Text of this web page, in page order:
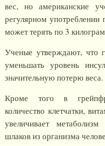
вес, но американские
регулярном употреблении
может терять по 3
Ученые утверждают, что
уменьшать уровень
значительную потерю веса.
Кроме того в
количество клетчатки,
увеличивает
шлаков из организма